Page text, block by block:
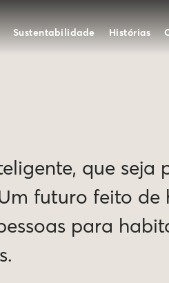
Sustentabilidade Histórias
que seja
futuro feito
para